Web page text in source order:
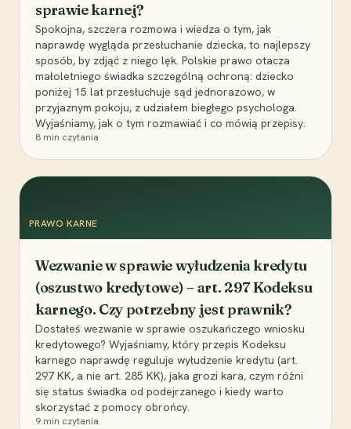
sprawie karnej?
Spokojna, szczera rozmowa i wiedza o tym, jak
naprawdę wygląda przesłuchanie dziecka, to najlepszy
sposób, by zdjąć z niego lęk. Polskie prawo otacza
małoletniego świadka szczególną ochroną: dziecko
poniżej 15 lat przesłuchuje sąd jednorazowo, w
przyjaznym pokoju, z udziałem biegłego psychologa.
Wyjaśniamy, jak o tym rozmawiać i co mówią przepisy.
8 min czytania
PRAWO KARNE
Wezwanie w sprawie wyłudzenia kredytu
(oszustwo kredytowe) – art. 297 Kodeksu
karnego. Czy potrzebny jest prawnik?
Dostałeś wezwanie w sprawie oszukańczego wniosku
kredytowego? Wyjaśniamy, który przepis Kodeksu
karnego naprawdę reguluje wyłudzenie kredytu (art.
297 KK, a nie art. 285 KK), jaka grozi kara, czym różni
się status świadka od podejrzanego i kiedy warto
skorzystać z pomocy obrońcy.
9 min czytania